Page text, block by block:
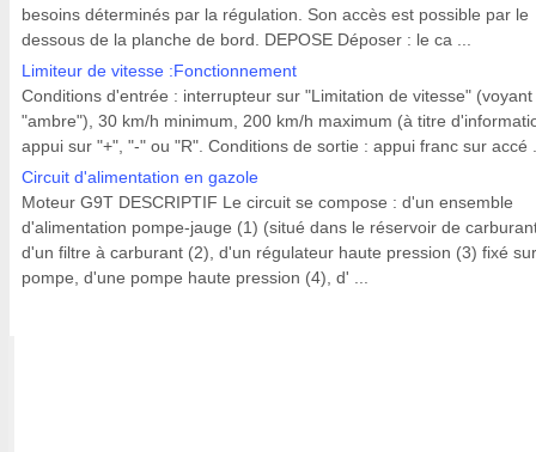
besoins déterminés par la régulation. Son accès est possible par le
dessous de la planche de bord. DEPOSE Déposer : le ca ...
Limiteur de vitesse :Fonctionnement
Conditions d'entrée : interrupteur sur "Limitation de vitesse" (voyant
"ambre"), 30 km/h minimum, 200 km/h maximum (à titre
appui sur "+", "-" ou "R". Conditions de sortie : appui franc sur accé
Circuit d'alimentation en gazole
Moteur G9T DESCRIPTIF Le circuit se compose : d'un ensemble
d'alimentation pompe-jauge (1) (situé dans le réservoir de
d'un filtre à carburant (2), d'un régulateur haute pression (3) fixé
pompe, d'une pompe haute pression (4), d' ...